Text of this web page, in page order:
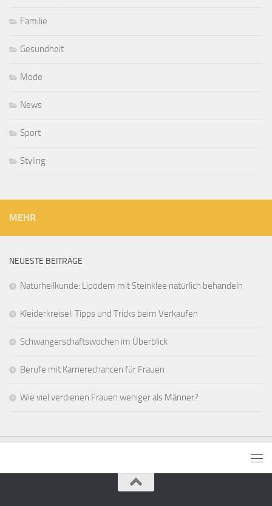
Familie
Gesundheit
Mode
News
Sport
Styling
MEHR
NEUESTE BEITRÄGE
Naturheilkunde: Lipödem mit Steinklee natürlich behandeln
Kleiderkreisel: Tipps und Tricks beim Verkaufen
Schwangerschaftswochen im Überblick
Berufe mit Karrierechancen für Frauen
Wie viel verdienen Frauen weniger als Männer?